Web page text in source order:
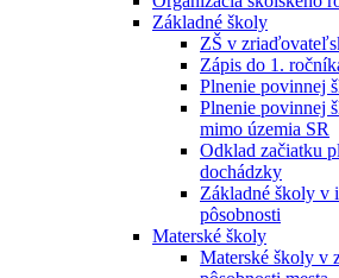
Základné školy
ZŠ v
Zápis do 1.
Plnenie povinnej
Plnenie povinnej
mimo územia SR
Odklad začiatku
dochádzky
Základné školy v
pôsobnosti
Materské školy
Materské školy v